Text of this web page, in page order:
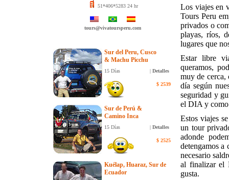
51*406*5283 24 hr
tours@vivatoursperu.com
Sur del Peru, Cusco
& Machu Picchu
| Detalles
15 Días
$ 2539
Sur de Perú &
Camino Inca
| Detalles
15 Días
$ 2525
Kuélap, Huaraz, Sur de
Ecuador
Los viajes en
Tours Peru
privados o
playas, ríos,
lugares que
Estar libre
queramos,
muy de cerca,
día según
seguridad y
el DIA y
Estos viajes
un tour
adonde
detengamos a
necesario
al finalizar el
gusta.